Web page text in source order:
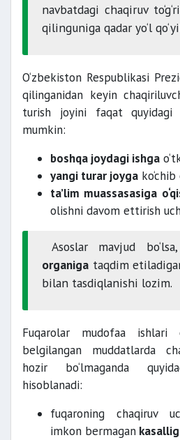
navbatdagi chaqiruv
qilinguniga qadar yo‘l
O‘zbekiston Respublikasi
qilinganidan keyin
turish joyini faqat quyidagi
mumkin:
boshqa joydagi ishga
yangi turar joyga ko‘chib
ta’lim muassasasiga
olishni davom ettirish
Asoslar mavjud bo‘lsa,
organiga taqdim
bilan tasdiqlanishi lozim.
Fuqarolar mudofaa ishlari
belgilangan muddatlarda
hozir bo‘lmaganda
hisoblanadi:
fuqaroning chaqiruv
imkon bermagan